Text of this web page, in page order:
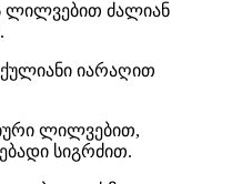
ლილვებით ძალიან
იარაღით
ლილვებით,
სიგრძით.